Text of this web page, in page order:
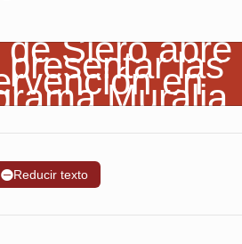
➖Reducir texto